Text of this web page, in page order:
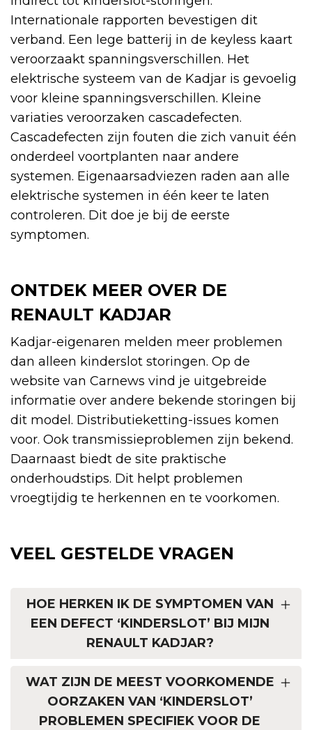
Internationale rapporten bevestigen dit
verband. Een lege batterij in de keyless kaart
veroorzaakt spanningsverschillen. Het
elektrische systeem van de Kadjar is gevoelig
voor kleine spanningsverschillen. Kleine
variaties veroorzaken cascadefecten.
Cascadefecten zijn fouten die zich vanuit één
onderdeel voortplanten naar andere
systemen. Eigenaarsadviezen raden aan alle
elektrische systemen in één keer te laten
controleren. Dit doe je bij de eerste
symptomen.
ONTDEK MEER OVER DE
RENAULT KADJAR
Kadjar-eigenaren melden meer problemen
dan alleen kinderslot storingen. Op de
website van Carnews vind je uitgebreide
informatie over andere bekende storingen bij
dit model. Distributieketting-issues komen
voor. Ook transmissieproblemen zijn bekend.
Daarnaast biedt de site praktische
onderhoudstips. Dit helpt problemen
vroegtijdig te herkennen en te voorkomen.
VEEL GESTELDE VRAGEN
HOE HERKEN IK DE SYMPTOMEN VAN
EEN DEFECT ‘KINDERSLOT’ BIJ MIJN
RENAULT KADJAR?
WAT ZIJN DE MEEST VOORKOMENDE
OORZAKEN VAN ‘KINDERSLOT’
PROBLEMEN SPECIFIEK VOOR DE